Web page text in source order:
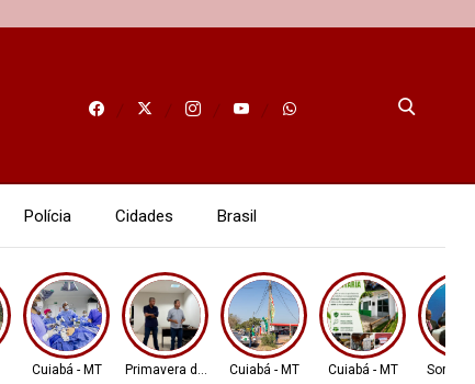
Polícia Cidades Brasil
Cuiabá - MT Primavera do LesteCuiabá - MT Cuiabá - MT Sorriso